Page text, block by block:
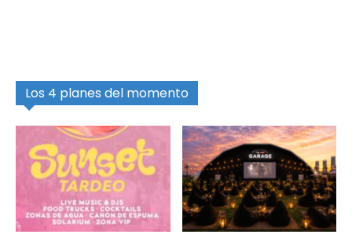
Los 4 planes del momento